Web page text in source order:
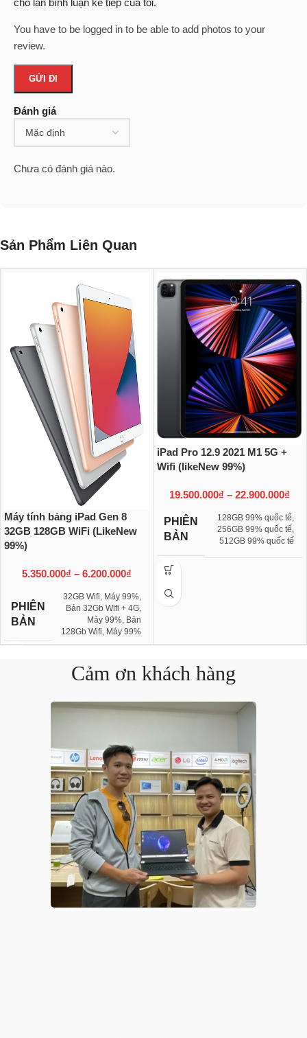
Đánh giá
Chưa có đánh giá nào.
cho lần bình luận kế tiếp của tôi.
You have to be logged in to be able to add photos to your
review.
Sản Phẩm Liên Quan
Máy tính bảng iPad Gen 8
32GB 128GB WiFi (LikeNew
99%)
5.350.000₫ – 6.200.000₫
PHIÊN
BẢN
32GB Wifi, Máy 99%,
Bản 32Gb Wifi + 4G,
Máy 99%, Bản
128Gb Wifi, Máy 99%
iPad Pro 12.9 2021 M1 5G +
Wifi (likeNew 99%)
19.500.000₫ – 22.900.000₫
PHIÊN
BẢN
128GB 99% quốc tế,
256GB 99% quốc tế,
512GB 99% quốc tế
Cảm ơn khách hàng